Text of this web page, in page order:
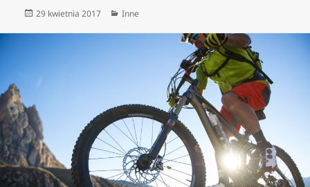
Data
29 kwietnia 2017 Kategorie
Inne